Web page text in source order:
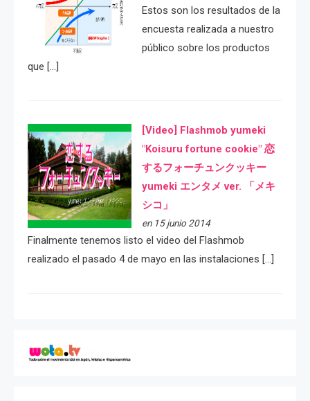
Estos son los resultados de la
encuesta realizada a nuestro
público sobre los productos
que […]
[Video] Flashmob yumeki
"Koisuru fortune cookie" 恋
するフォーチュンクッキー
yumeki エンタメ ver. 「メキ
シコ」
en 15 junio 2014
Finalmente tenemos listo el video del Flashmob
realizado el pasado 4 de mayo en las instalaciones […]